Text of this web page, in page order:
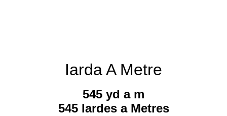
Iarda A Metre
545 yd a m
545 Iardes a Metres